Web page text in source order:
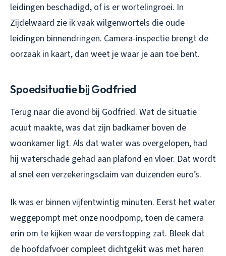
leidingen beschadigd, of is er wortelingroei. In
Zijdelwaard zie ik vaak wilgenwortels die oude
leidingen binnendringen. Camera-inspectie brengt de
oorzaak in kaart, dan weet je waar je aan toe bent.
Spoedsituatie bij Godfried
Terug naar die avond bij Godfried. Wat de situatie
acuut maakte, was dat zijn badkamer boven de
woonkamer ligt. Als dat water was overgelopen, had
hij waterschade gehad aan plafond en vloer. Dat wordt
al snel een verzekeringsclaim van duizenden euro’s.
Ik was er binnen vijfentwintig minuten. Eerst het water
weggepompt met onze noodpomp, toen de camera
erin om te kijken waar de verstopping zat. Bleek dat
de hoofdafvoer compleet dichtgekit was met haren